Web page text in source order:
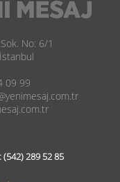
No: 6/1
09 99
(542)289 52 85